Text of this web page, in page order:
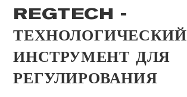
REGTECH -
ТЕХНОЛОГИЧЕСКИЙ
ИНСТРУМЕНТ ДЛЯ
РЕГУЛИРОВАНИЯ